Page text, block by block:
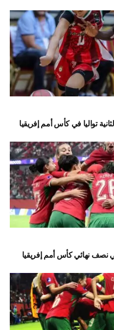
تواليا في كأس أمم إفريقيا
نصف نهائي كأس أمم إفريقيا